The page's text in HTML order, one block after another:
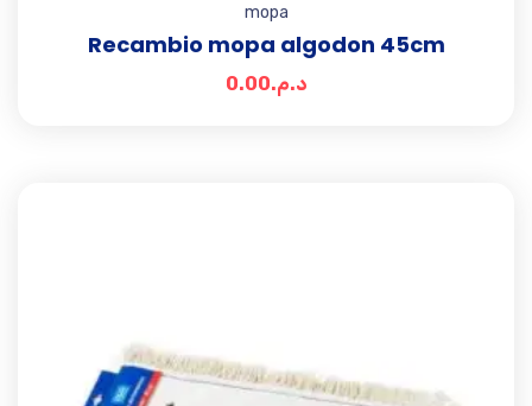
mopa
Recambio mopa algodon 45cm
د.م.0.00